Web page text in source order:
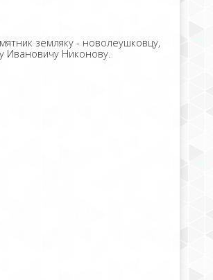
земляку - новолеушковцу,
Ивановичу Никонову.